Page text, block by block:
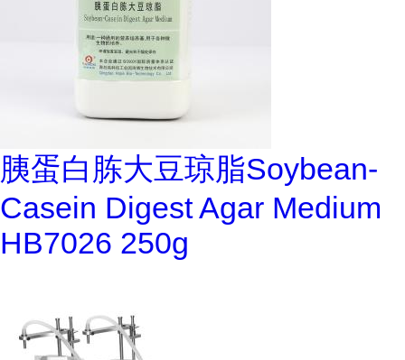
胰蛋白胨大豆琼脂Soybean-
Casein Digest Agar Medium
HB7026 250g